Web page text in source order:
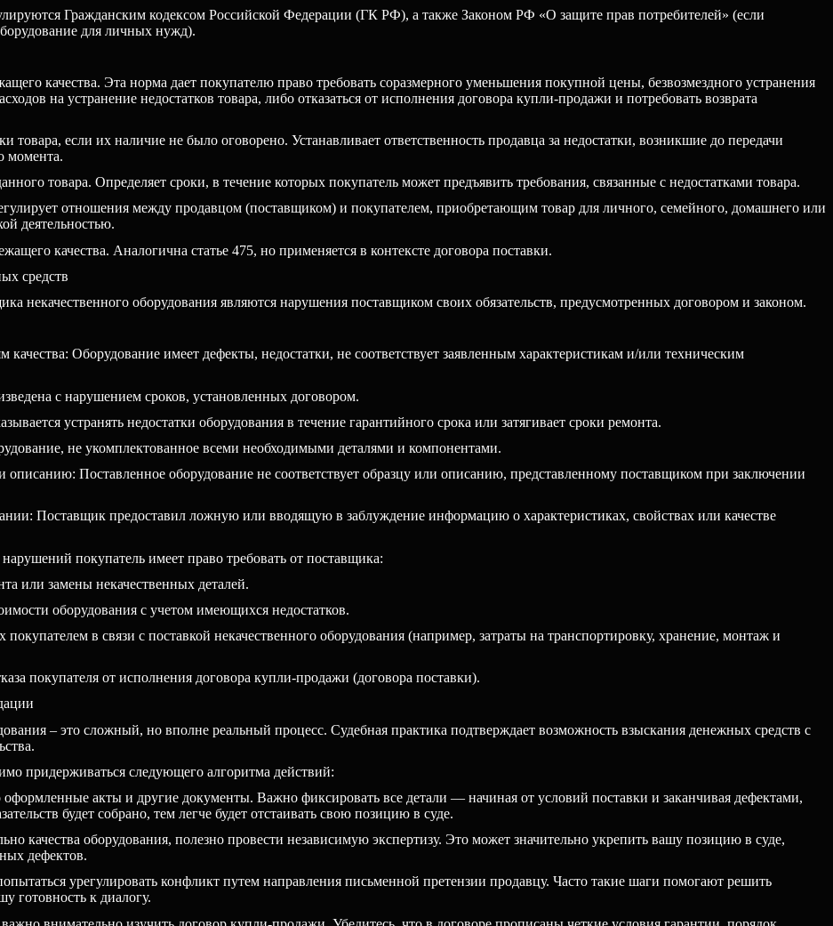
Гражданским кодексом Российской Федерации (ГК РФ), а также Законом РФ «О защите прав потребителей» (если
для личных нужд).
качества. Эта норма дает покупателю право требовать соразмерного уменьшения покупной цены, безвозмездного устранения
на устранение недостатков товара, либо отказаться от исполнения договора купли-продажи и потребовать возврата
товара, если их наличие не было оговорено. Устанавливает ответственность продавца за недостатки, возникшие до передачи
момента.
товара. Определяет сроки, в течение которых покупатель может предъявить требования, связанные с недостатками товара.
отношения между продавцом (поставщиком) и покупателем, приобретающим товар для личного, семейного, домашнего или
деятельностью.
качества. Аналогична статье 475, но применяется в контексте договора поставки.
средств
некачественного оборудования являются нарушения поставщиком своих обязательств, предусмотренных договором и законом.
качества: Оборудование имеет дефекты, недостатки, не соответствует заявленным характеристикам и/или техническим
с нарушением сроков, установленных договором.
устранять недостатки оборудования в течение гарантийного срока или затягивает сроки ремонта.
не укомплектованное всеми необходимыми деталями и компонентами.
описанию: Поставленное оборудование не соответствует образцу или описанию, представленному поставщиком при заключении
Поставщик предоставил ложную или вводящую в заблуждение информацию о характеристиках, свойствах или качестве
покупатель имеет право требовать от поставщика:
или замены некачественных деталей.
оборудования с учетом имеющихся недостатков.
в связи с поставкой некачественного оборудования (например, затраты на транспортировку, хранение, монтаж и
покупателя от исполнения договора купли-продажи (договора поставки).
– это сложный, но вполне реальный процесс. Судебная практика подтверждает возможность взыскания денежных средств с
придерживаться следующего алгоритма действий:
акты и другие документы. Важно фиксировать все детали — начиная от условий поставки и заканчивая дефектами,
будет собрано, тем легче будет отстаивать свою позицию в суде.
качества оборудования, полезно провести независимую экспертизу. Это может значительно укрепить вашу позицию в суде,
дефектов.
урегулировать конфликт путем направления письменной претензии продавцу. Часто такие шаги помогают решить
готовность к диалогу.